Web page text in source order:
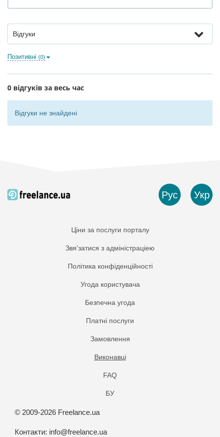
Відгуки
Позитивні (0)
0 відгуків за весь час
Відгуки не знайдені
Рус Укр
Ціни за послуги порталу
Звя'затися з адміністраціею
Політика конфіденційності
Угода користувача
Безпечна угода
Платнi послуги
Замовлення
Виконавці
FAQ
БУ
© 2009-2026 Freelance.ua
Контакти: info@freelance.ua